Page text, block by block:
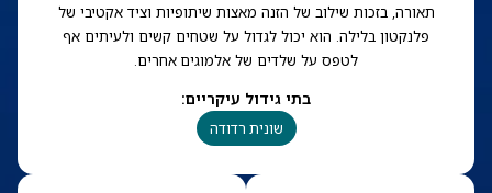
תאורה, בזכות שילוב של הזנה מאצות שיתופיות וציד אקטיבי של
פלנקטון בלילה. הוא יכול לגדול על שטחים קשים ולעיתים אף
לטפס על שלדים של אלמוגים אחרים.
בתי גידול עיקריים:
שונית רדודה